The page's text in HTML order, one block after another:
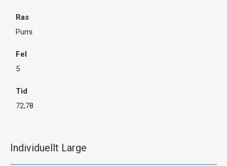
Pumi
5
72,78
Individuellt Large